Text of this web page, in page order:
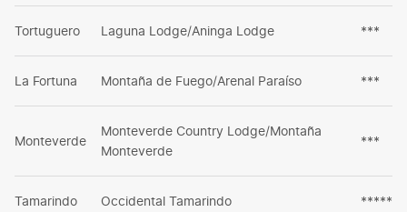
Tortuguero Laguna Lodge/Aninga Lodge ***
La Fortuna Montaña de Fuego/Arenal Paraíso ***
Monteverde
Monteverde Country Lodge/Montaña
Monteverde
***
Tamarindo Occidental Tamarindo *****